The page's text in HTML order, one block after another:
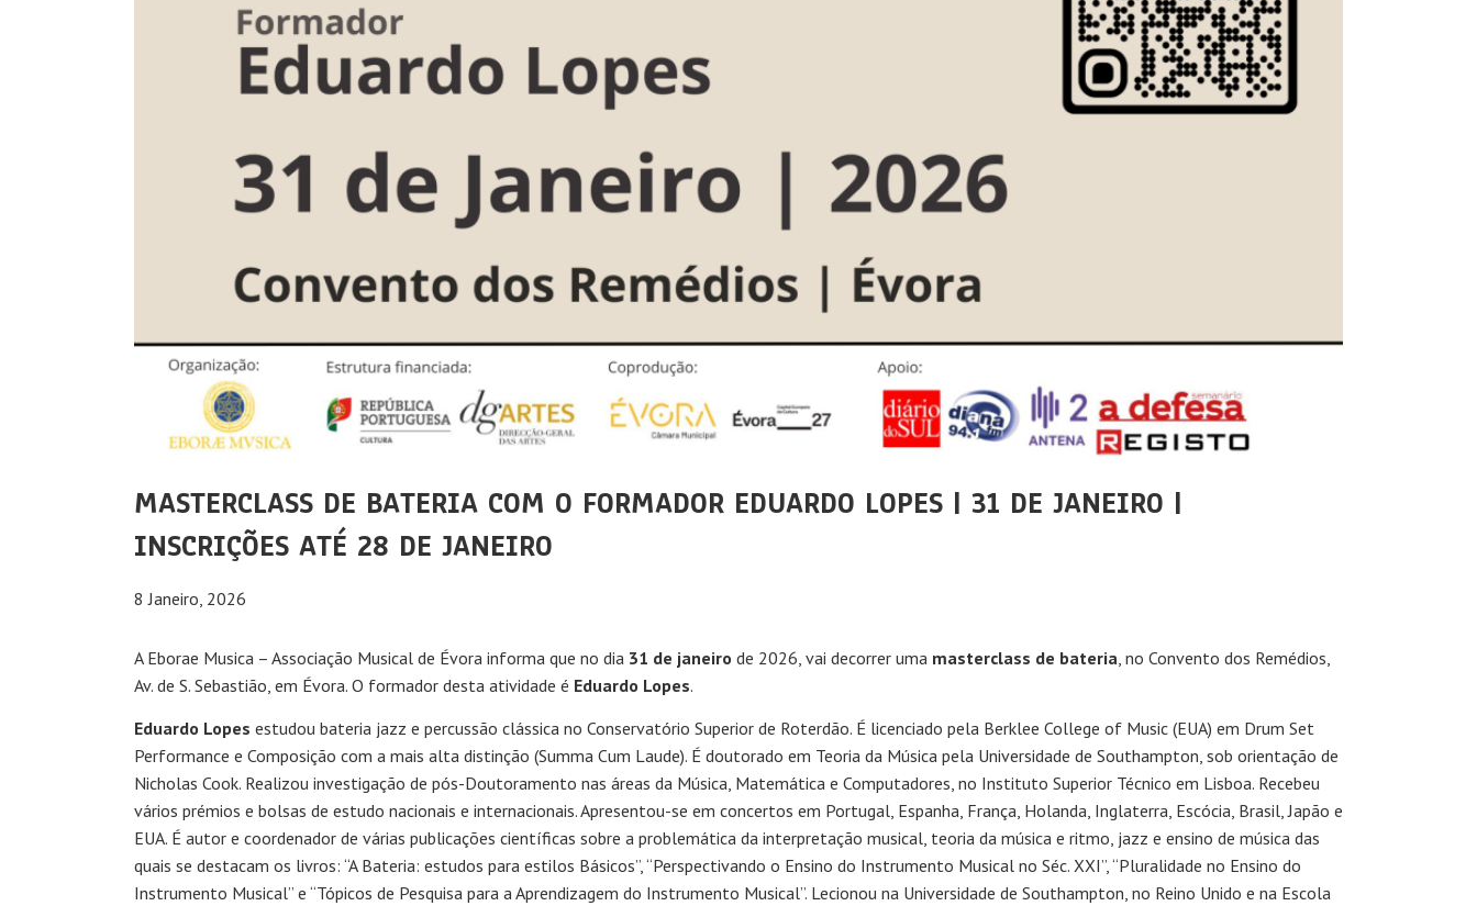
MASTERCLASS DE BATERIA COM O FORMADOR EDUARDO LOPES | 31 DE JANEIRO |
INSCRIÇÕES ATÉ 28 DE JANEIRO
8 Janeiro, 2026
A Eborae Musica – Associação Musical de Évora informa que no dia 31 de janeiro de 2026, vai decorrer uma masterclass de bateria , no Convento dos Remédios,
Av. de S. Sebastião, em Évora. O formador desta atividade é Eduardo Lopes.
Eduardo Lopes estudou bateria jazz e percussão clássica no Conservatório Superior de Roterdão. É licenciado pela Berklee College of Music (EUA) em Drum Set
Performance e Composição com a mais alta distinção (Summa Cum Laude). É doutorado em Teoria da Música pela Universidade de Southampton, sob orientação de
Nicholas Cook. Realizou investigação de pós-Doutoramento nas áreas da Música, Matemática e Computadores, no Instituto Superior Técnico em Lisboa. Recebeu
vários prémios e bolsas de estudo nacionais e internacionais. Apresentou-se em concertos em Portugal, Espanha, França, Holanda, Inglaterra, Escócia, Brasil, Japão e
EUA. É autor e coordenador de várias publicações científicas sobre a problemática da interpretação musical, teoria da música e ritmo, jazz e ensino de música das
quais se destacam os livros: “A Bateria: estudos para estilos Básicos”, “Perspectivando o Ensino do Instrumento Musical no Séc. XXI”, “Pluralidade no Ensino do
Instrumento Musical” e “Tópicos de Pesquisa para a Aprendizagem do Instrumento Musical”. Lecionou na Universidade de Southampton, no Reino Unido e na Escola